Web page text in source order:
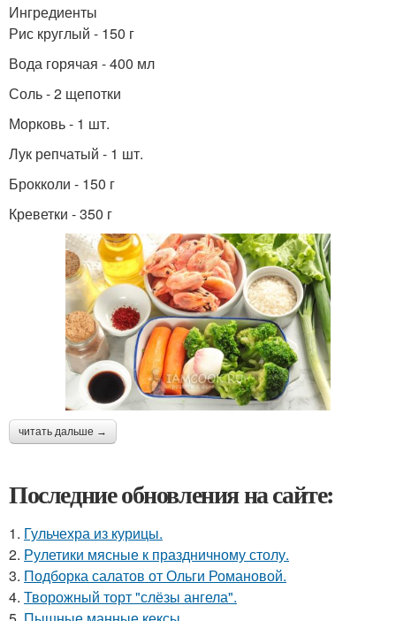
Ингредиенты
Рис круглый - 150 г
Вода горячая - 400 мл
Соль - 2 щепотки
Морковь - 1 шт.
Лук репчатый - 1 шт.
Брокколи - 150 г
Креветки - 350 г
читать дальше →
Последние обновления на сайте:
1. Гульчехра из курицы.
2. Рулетики мясные к праздничному столу.
3. Подборка салатов от Ольги Романовой.
4. Творожный торт "слёзы ангела".